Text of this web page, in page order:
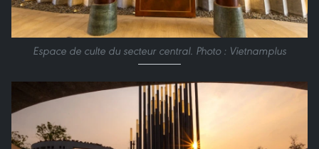
Espace de culte du secteur central. Photo : Vietnamplus